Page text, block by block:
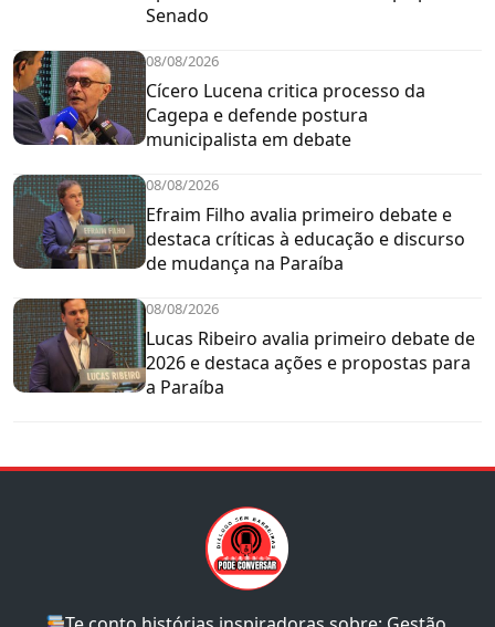
Senado
08/08/2026
Cícero Lucena critica processo da
Cagepa e defende postura
municipalista em debate
08/08/2026
Efraim Filho avalia primeiro debate e
destaca críticas à educação e discurso
de mudança na Paraíba
08/08/2026
Lucas Ribeiro avalia primeiro debate de
2026 e destaca ações e propostas para
a Paraíba